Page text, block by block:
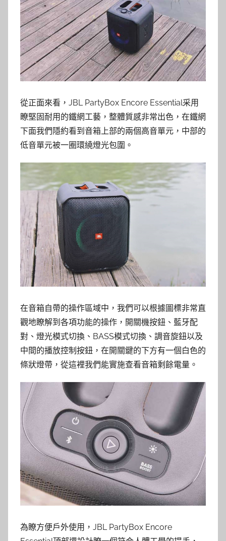
從正面來看，JBL PartyBox Encore Essential采用
瞭堅固耐用的鐵網工藝，整體質感非常出色，在鐵網
下面我們隱約看到音箱上部的兩個高音單元，中部的
低音單元被一圈環繞燈光包圍。
在音箱自帶的操作區域中，我們可以根據圖標非常直
觀地瞭解到各項功能的操作，開關機按鈕、藍牙配
對、燈光模式切換、BASS模式切換、調音旋鈕以及
中間的播放控制按鈕，在開關鍵的下方有一個白色的
條狀燈帶，從這裡我們能實施查看音箱剩餘電量。
為瞭方便戶外使用，JBL PartyBox Encore